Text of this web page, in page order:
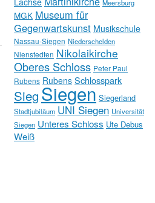
Meersburg
MGK Museum für
Gegenwartskunst Musikschule
Nassau-Siegen Niederschelden
Nienstedten Nikolaikirche
Oberes Schloss Peter Paul
Rubens Rubens Schlosspark
Sieg Siegen Siegerland
Stadtjubiläum UNI Siegen Universität
Siegen Unteres Schloss Ute Debus
Weiß